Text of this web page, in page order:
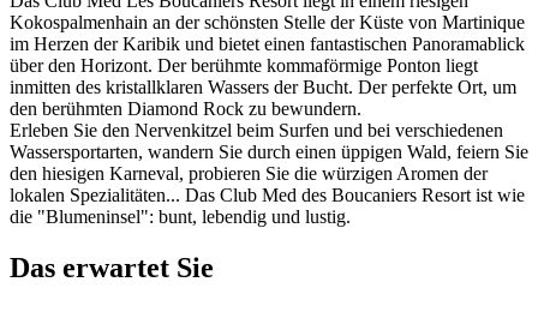
Kokospalmenhain an der schönsten Stelle der Küste von Martinique
im Herzen der Karibik und bietet einen fantastischen Panoramablick
über den Horizont. Der berühmte kommaförmige Ponton liegt
inmitten des kristallklaren Wassers der Bucht. Der perfekte Ort, um
den berühmten Diamond Rock zu bewundern.
Erleben Sie den Nervenkitzel beim Surfen und bei verschiedenen
Wassersportarten, wandern Sie durch einen üppigen Wald, feiern Sie
den hiesigen Karneval, probieren Sie die würzigen Aromen der
lokalen Spezialitäten... Das Club Med des Boucaniers Resort ist wie
die "Blumeninsel": bunt, lebendig und lustig.
Das erwartet Sie